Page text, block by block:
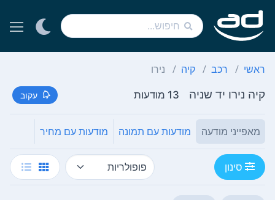
ראשי רכב קיה נירו
קיה נירו יד שניה 13 מודעות עקוב
מאפייני מודעה מודעות עם תמונה מודעות עם מחיר
סינון